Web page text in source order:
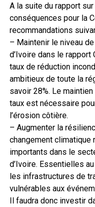
A la suite du rapport
conséquences pour la
recommandations
– Maintenir le niveau
d’Ivoire dans le rapport
taux de réduction
ambitieux de toute la
savoir 28%. Le
taux est nécessaire
l’érosion côtière.
– Augmenter la
changement
importants dans le
d’Ivoire. Essentielles
les infrastructures de
vulnérables aux
Il faudra donc investir